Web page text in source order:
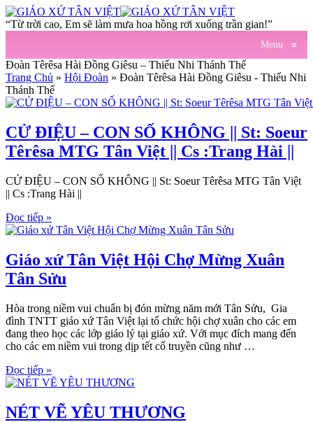
“Từ trời cao, Em sẽ làm mưa hoa hồng rơi xuống trần gian!”
Menu ≡
Đoàn Têrêsa Hài Đồng Giêsu – Thiếu Nhi Thánh Thể
Trang Chủ » Hội Đoàn » Đoàn Têrêsa Hài Đồng Giêsu - Thiếu Nhi
Thánh Thể
CỬ ĐIỆU – CON SỐ KHÔNG || St: Soeur
Têrêsa MTG Tân Việt || Cs :Trang Hài ||
CỬ ĐIỆU – CON SỐ KHÔNG || St: Soeur Têrêsa MTG Tân Việt
|| Cs :Trang Hài ||
Đọc tiếp »
Giáo xứ Tân Việt Hội Chợ Mừng Xuân
Tân Sửu
Hòa trong niềm vui chuẩn bị đón mừng năm mới Tân Sửu, Gia
đình TNTT giáo xứ Tân Việt lại tổ chức hội chợ xuân cho các em
đang theo học các lớp giáo lý tại giáo xứ. Với mục đích mang đến
cho các em niềm vui trong dịp tết cổ truyền cũng như …
Đọc tiếp »
NÉT VẼ YÊU THƯƠNG